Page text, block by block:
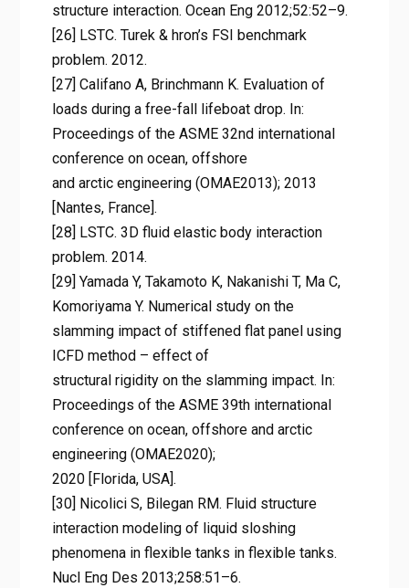
structure interaction. Ocean Eng 2012;52:52–9.
[26] LSTC. Turek & hron’s FSI benchmark
problem. 2012.
[27] Califano A, Brinchmann K. Evaluation of
loads during a free-fall lifeboat drop. In:
Proceedings of the ASME 32nd international
conference on ocean, offshore
and arctic engineering (OMAE2013); 2013
[Nantes, France].
[28] LSTC. 3D fluid elastic body interaction
problem. 2014.
[29] Yamada Y, Takamoto K, Nakanishi T, Ma C,
Komoriyama Y. Numerical study on the
slamming impact of stiffened flat panel using
ICFD method – effect of
structural rigidity on the slamming impact. In:
Proceedings of the ASME 39th international
conference on ocean, offshore and arctic
engineering (OMAE2020);
2020 [Florida, USA].
[30] Nicolici S, Bilegan RM. Fluid structure
interaction modeling of liquid sloshing
phenomena in flexible tanks in flexible tanks.
Nucl Eng Des 2013;258:51–6.